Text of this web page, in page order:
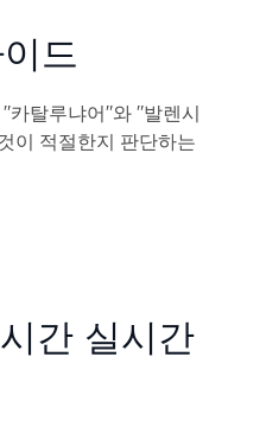
드
카탈루냐어"와 "발렌시
이 적절한지 판단하는
간 실시간